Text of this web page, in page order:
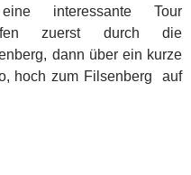
interessante Tour
zuerst durch die
dann über ein kurze
hoch zum Filsenberg auf